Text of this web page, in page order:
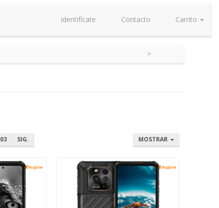
Identifícate Contacto Carrito
03 SIG. MOSTRAR